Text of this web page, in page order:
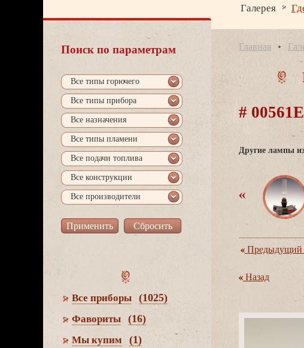
Галерея
Поиск по параметрам
се типы горючего
се типы прибора
се назначения
се типы пламени
се подачи топлива
се конструкции
се производители
се приборы (1025)
Фавориты (16)
Мы купим (1)
Главная
#
Другие лампы из
Предыдущий
Назад